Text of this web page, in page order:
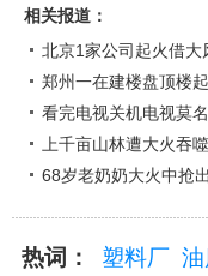
相关报道：
北京1家公司起火借
郑州一在建楼盘顶楼
看完电视关机电视莫
上千亩山林遭大火吞噬
68岁老奶奶大火中抢
热词： 塑料厂